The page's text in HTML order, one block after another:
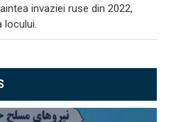
invaziei ruse din 2022,
locului.